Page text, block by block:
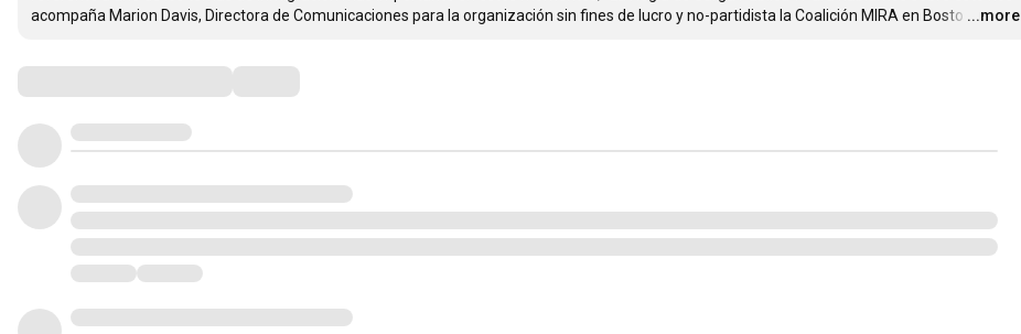
acompaña Marion Davis, Directora de Comunicaciones para la organización sin fines de lucro y no-partidista la Coalición MIRA en Bosto …
...more